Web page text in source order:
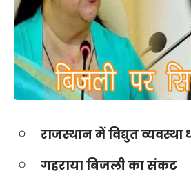
राजस्थान में विद्युत व्यवस्था
गहराया बिजली का संकट